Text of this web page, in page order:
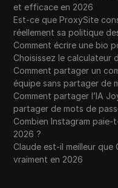
et efficace en 2026
Est-ce que ProxySite
réellement sa politique
Comment écrire une bio
Choisissez le calculateur
Comment partager un
équipe sans partager de
Comment partager l’IA
partager de mots de
Combien Instagram
2026 ?
Claude est-il meilleur
vraiment en 2026